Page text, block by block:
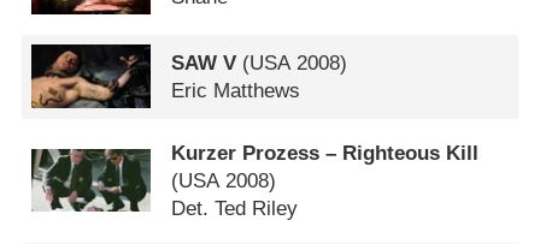
SAW V (USA 2008)
Eric Matthews
Kurzer Prozess – Righteous Kill
(USA 2008)
Det. Ted Riley